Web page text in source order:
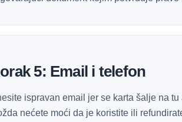
5: Email i telefon
ispravan email jer se karta šalje na
nećete moći da je koristite ili